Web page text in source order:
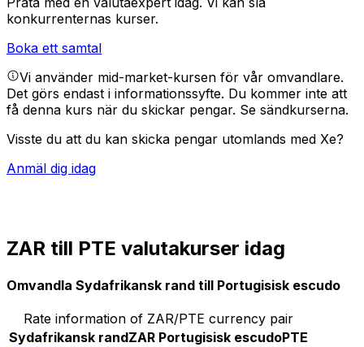
konkurrenternas kurser.
Boka ett samtal
Vi använder mid-market-kursen för vår omvandlare.
Det görs endast i informationssyfte. Du kommer inte att
få denna kurs när du skickar pengar. Se sändkurserna.
Visste du att du kan skicka pengar utomlands med Xe?
Anmäl dig idag
ZAR till PTE valutakurser idag
Omvandla Sydafrikansk rand till Portugisisk escudo
Rate information of ZAR/PTE currency pair
Sydafrikansk randZAR Portugisisk escudoPTE